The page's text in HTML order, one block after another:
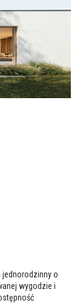
jednorodzinny o
wygodzie i